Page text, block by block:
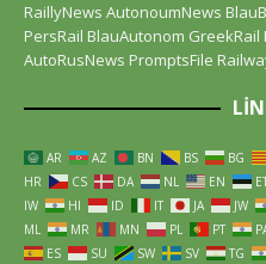
RaillyNews AutonoumNews
PersRail BlauAutonom GreekRail
AutoRusNews PromptsFile
AR AZ BN BS BG
HR
CS DA NL EN
IW
HI ID IT JA JW
ML
MR MN PL PT
ES
SU SW SV TG